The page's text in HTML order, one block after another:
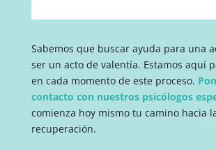
Sabemos que buscar ayuda para una
ser un acto de valentía. Estamos aquí
en cada momento de este proceso.
contacto con nuestros psicólogos
comienza hoy mismo tu camino hacia
recuperación.